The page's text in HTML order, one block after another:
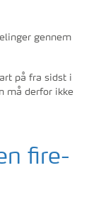
på fra sidst i
må derfor ikke
fire-